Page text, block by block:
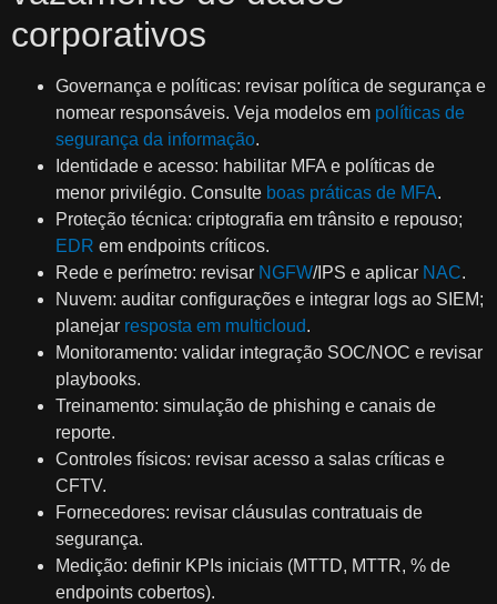
corporativos
Governança e políticas: revisar política de segurança e
nomear responsáveis. Veja modelos em políticas de
segurança da informação.
Identidade e acesso: habilitar MFA e políticas de
menor privilégio. Consulte boas práticas de MFA.
Proteção técnica: criptografia em trânsito e repouso;
EDR em endpoints críticos.
Rede e perímetro: revisar NGFW/IPS e aplicar NAC.
Nuvem: auditar configurações e integrar logs ao SIEM;
planejar resposta em multicloud.
Monitoramento: validar integração SOC/NOC e revisar
playbooks.
Treinamento: simulação de phishing e canais de
reporte.
Controles físicos: revisar acesso a salas críticas e
CFTV.
Fornecedores: revisar cláusulas contratuais de
segurança.
Medição: definir KPIs iniciais (MTTD, MTTR, % de
endpoints cobertos).